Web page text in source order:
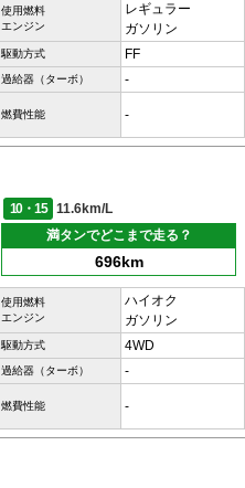
使用燃料
エンジン
レギュラー
ガソリン
駆動方式 FF
過給器（ターボ） -
燃費性能 -
10・15
11.6km/L
満タンでどこまで走る？
696km
使用燃料
エンジン
ハイオク
ガソリン
駆動方式 4WD
過給器（ターボ） -
燃費性能 -